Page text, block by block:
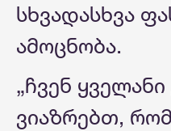
სხვადასხვა
ამოცნობა.
„ჩვენ
ვიაზრებთ,